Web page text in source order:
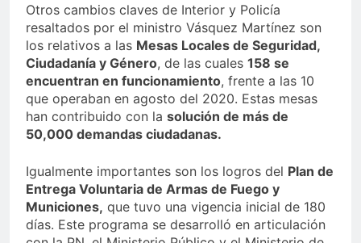
Otros cambios claves de Interior y Policía
resaltados por el ministro Vásquez Martínez son
los relativos a las Mesas Locales de Seguridad,
Ciudadanía y Género, de las cuales 158 se
encuentran en funcionamiento, frente a las 10
que operaban en agosto del 2020. Estas mesas
han contribuido con la solución de más de
50,000 demandas ciudadanas.
Igualmente importantes son los logros del Plan de
Entrega Voluntaria de Armas de Fuego y
Municiones, que tuvo una vigencia inicial de 180
días. Este programa se desarrolló en articulación